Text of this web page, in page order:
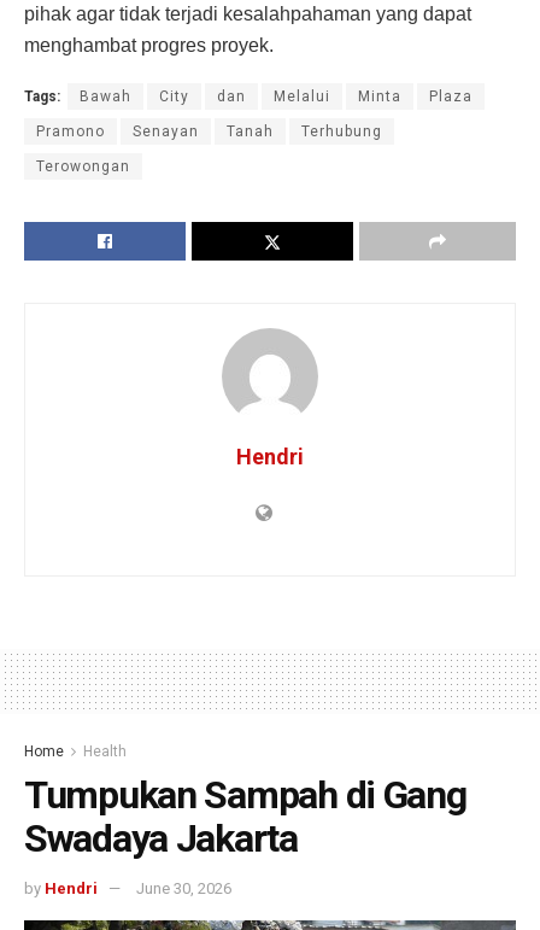
pihak agar tidak terjadi kesalahpahaman yang dapat
menghambat progres proyek.
Tags: Bawah City dan Melalui Minta Plaza
Pramono Senayan Tanah Terhubung
Terowongan
Hendri
Home Health
Tumpukan Sampah di Gang
Swadaya Jakarta
by Hendri June 30, 2026